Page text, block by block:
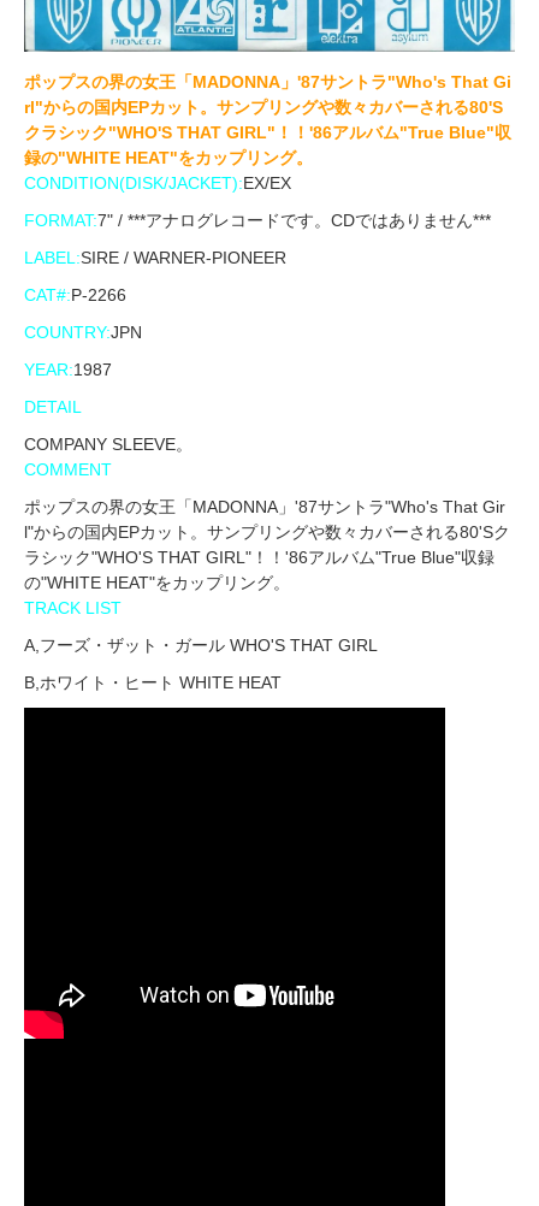
ポップスの界の女王「MADONNA」'87サントラ"Who's That Gi
rl"からの国内EPカット。サンプリングや数々カバーされる80'S
クラシック"WHO'S THAT GIRL"！！'86アルバム"True Blue"収
録の"WHITE HEAT"をカップリング。
CONDITION(DISK/JACKET):EX/EX
FORMAT:7" / ***アナログレコードです。CDではありません***
LABEL:SIRE / WARNER-PIONEER
CAT#:P-2266
COUNTRY:JPN
YEAR:1987
DETAIL
COMPANY SLEEVE。
COMMENT
ポップスの界の女王「MADONNA」'87サントラ"Who's That Gir
l"からの国内EPカット。サンプリングや数々カバーされる80'Sク
ラシック"WHO'S THAT GIRL"！！'86アルバム"True Blue"収録
の"WHITE HEAT"をカップリング。
TRACK LIST
A,フーズ・ザット・ガール WHO'S THAT GIRL
B,ホワイト・ヒート WHITE HEAT